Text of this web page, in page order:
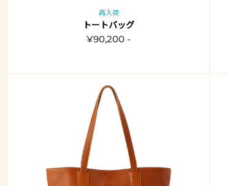
再入荷
トートバッグ
¥90,200 -